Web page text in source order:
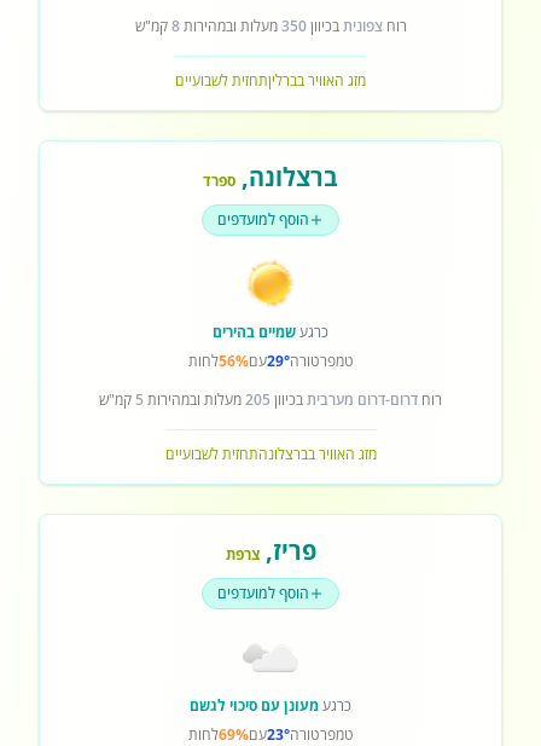
רוחצפוניתבכיוון350מעלות ובמהירות8קמ"ש
מזג האוויר בברליןתחזית לשבועיים
ברצלונה, ספרד
הוסף למועדפים
כרגעשמיים בהירים
טמפרטורה29°עם56%לחות
רוח דרום-דרום מערביתבכיוון 205מעלות ובמהירות 5 קמ"ש
מזג האוויר בברצלונהתחזית לשבועיים
פריז,צרפת
הוסף למועדפים
כרגעמעונן עם סיכוי לגשם
טמפרטורה23°עם69%לחות